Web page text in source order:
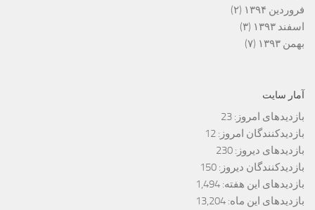
فروردین ۱۳۹۴
(۲)
اسفند ۱۳۹۳
(۳)
بهمن ۱۳۹۳
(۷)
آمار سایت
بازدیدهای امروز: 23
بازدیدکنندگان امروز: 12
بازدیدهای دیروز: 230
بازدیدکنندگان دیروز: 150
بازدیدهای این هفته: 1,494
بازدیدهای این ماه: 13,204